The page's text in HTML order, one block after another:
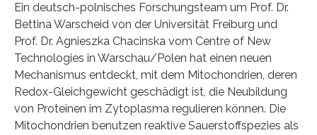
Ein deutsch-polnisches Forschungsteam um Prof. Dr.
Bettina Warscheid von der Universität Freiburg und
Prof. Dr. Agnieszka Chacinska vom Centre of New
Technologies in Warschau/Polen hat einen neuen
Mechanismus entdeckt, mit dem Mitochondrien, deren
Redox-Gleichgewicht geschädigt ist, die Neubildung
von Proteinen im Zytoplasma regulieren können. Die
Mitochondrien benutzen reaktive Sauerstoffspezies als